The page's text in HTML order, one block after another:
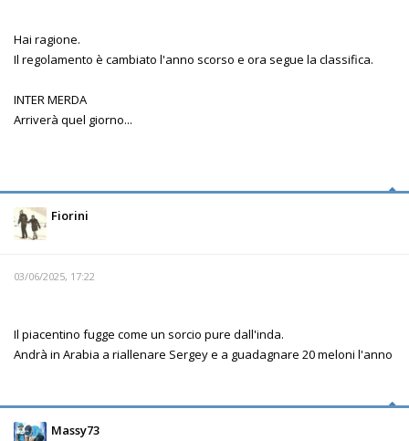
Hai ragione.
Il regolamento è cambiato l'anno scorso e ora segue la classifica.
INTER MERDA
Arriverà quel giorno...
Fiorini
03/06/2025, 17:22
Il piacentino fugge come un sorcio pure dall'inda.
Andrà in Arabia a riallenare Sergey e a guadagnare 20 meloni l'anno
Massy73